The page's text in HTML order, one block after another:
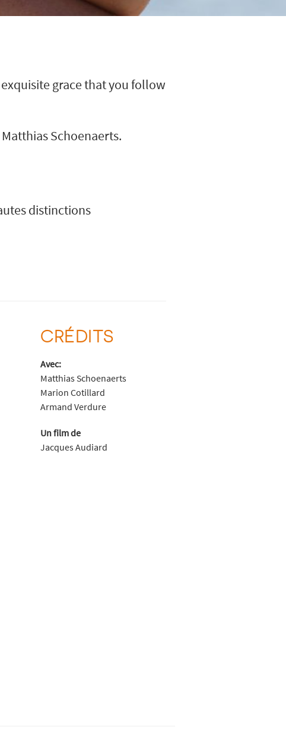
grace that you follow
Schoenaerts.
distinctions
CRÉDITS
Avec:
Matthias Schoenaerts
Marion Cotillard
Armand Verdure
Un film de
Jacques Audiard